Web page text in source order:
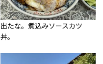
出たな。煮込みソースカツ
丼。